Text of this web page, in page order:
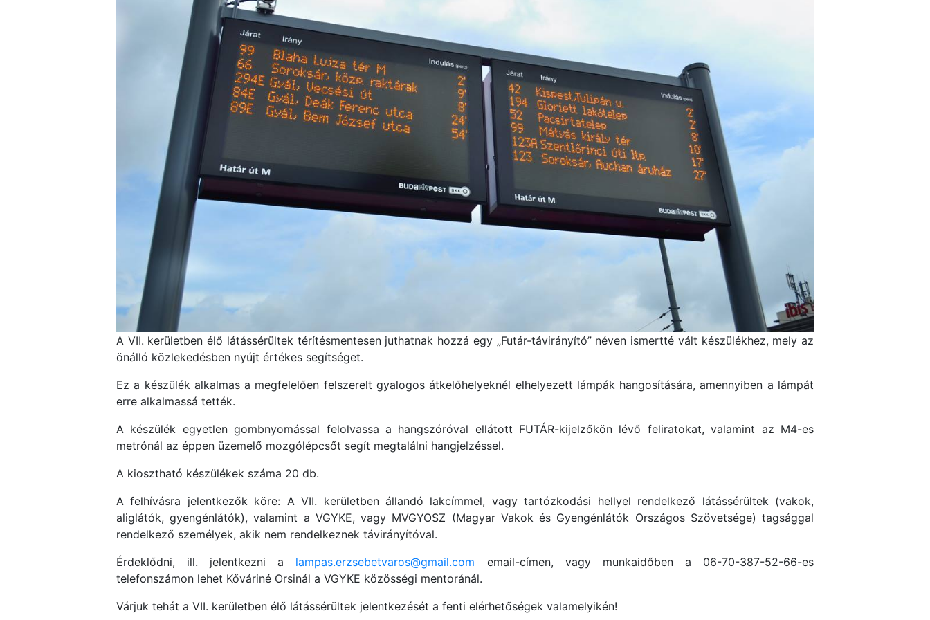
A VII. kerületben élő látássérültek térítésmentesen juthatnak hozzá egy „Futár-távirányító” néven ismertté vált készülékhez, mely az
önálló közlekedésben nyújt értékes segítséget.
Ez a készülék alkalmas a megfelelően felszerelt gyalogos átkelőhelyeknél elhelyezett lámpák hangosítására, amennyiben a lámpát
erre alkalmassá tették.
A készülék egyetlen gombnyomással felolvassa a hangszóróval ellátott FUTÁR-kijelzőkön lévő feliratokat, valamint az M4-es
metrónál az éppen üzemelő mozgólépcsőt segít megtalálni hangjelzéssel.
A kiosztható készülékek száma 20 db.
A felhívásra jelentkezők köre: A VII. kerületben állandó lakcímmel, vagy tartózkodási hellyel rendelkező látássérültek (vakok,
aliglátók, gyengénlátók), valamint a VGYKE, vagy MVGYOSZ (Magyar Vakok és Gyengénlátók Országos Szövetsége) tagsággal
rendelkező személyek, akik nem rendelkeznek távirányítóval.
Érdeklődni, ill. jelentkezni a lampas.erzsebetvaros@gmail.com email-címen, vagy munkaidőben a 06-70-387-52-66-es
telefonszámon lehet Kőváriné Orsinál a VGYKE közösségi mentoránál.
Várjuk tehát a VII. kerületben élő látássérültek jelentkezését a fenti elérhetőségek valamelyikén!